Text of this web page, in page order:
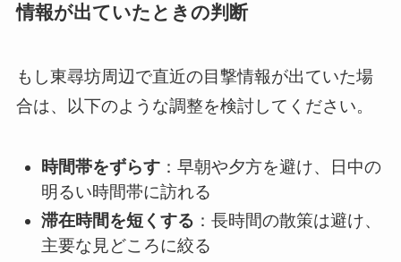
情報が出ていたときの判断
もし東尋坊周辺で直近の目撃情報が出ていた場
合は、以下のような調整を検討してください。
時間帯をずらす ：早朝や夕方を避け、日中の
明るい時間帯に訪れる
滞在時間を短くする ：長時間の散策は避け、
主要な見どころに絞る